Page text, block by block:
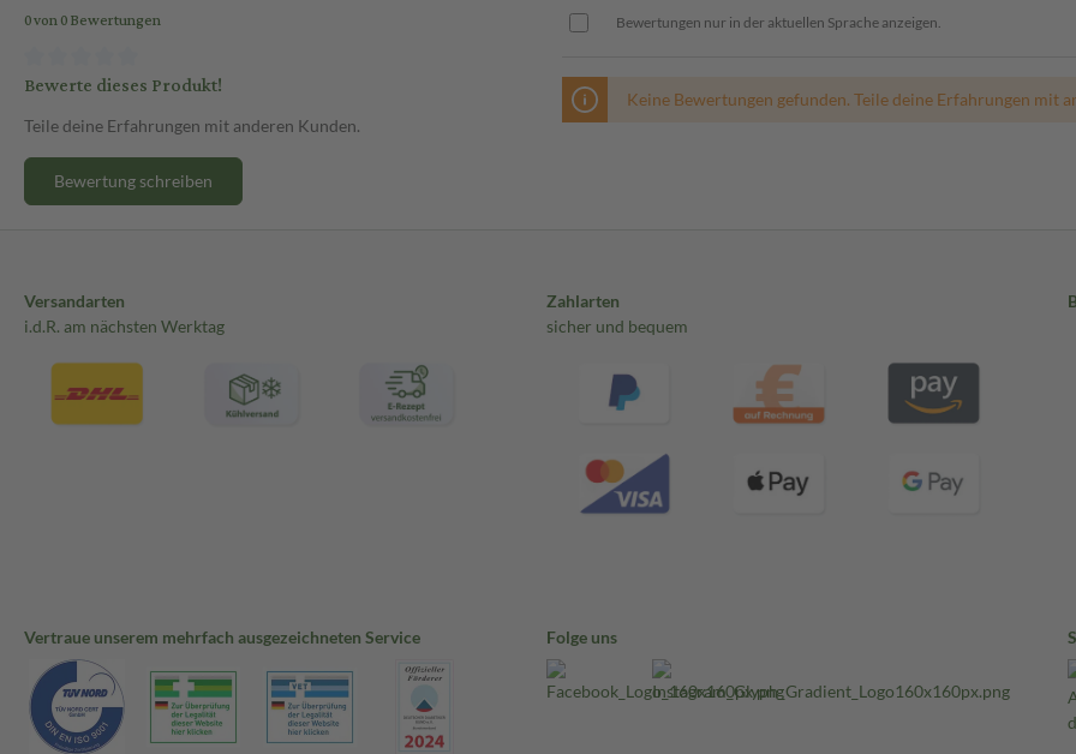
0 von 0 Bewertungen
Bewerte dieses Produkt!
Teile deine Erfahrungen mit anderen Kunden.
Bewertung schreiben
Bewertungen nur in der aktuellen Sprache anzeigen.
Keine Bewertungen gefunden. Teile deine Erfahrungen mit
Versandarten
i.d.R. am nächsten Werktag
Zahlarten
sicher und bequem
Vertraue unserem mehrfach ausgezeichneten Service Folge uns